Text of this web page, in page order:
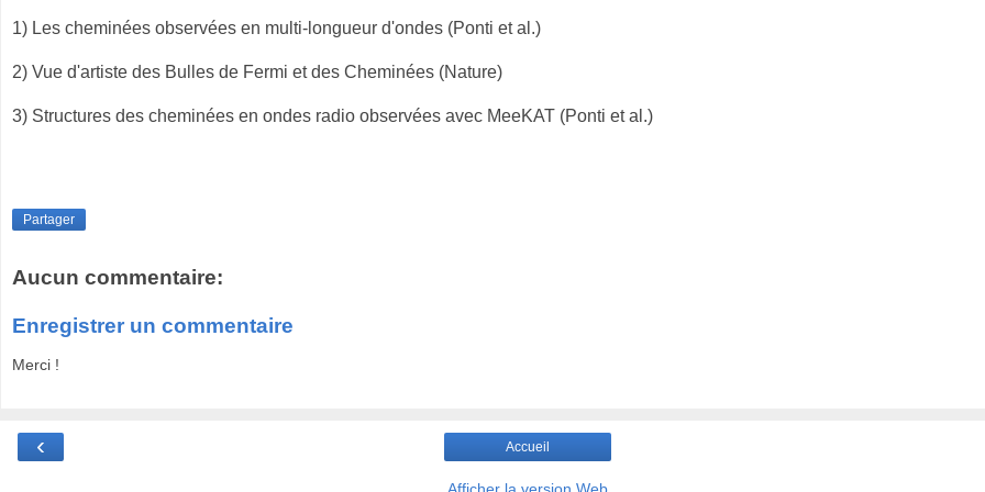
1) Les cheminées observées en multi-longueur d'ondes (Ponti et al.)
2) Vue d'artiste des Bulles de Fermi et des Cheminées (Nature)
3) Structures des cheminées en ondes radio observées avec MeeKAT (Ponti et al.)
Partager
Aucun commentaire:
Enregistrer un commentaire
Merci !
‹ Accueil
Afficher la version Web